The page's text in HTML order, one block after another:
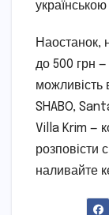
Наостанок,
до 500 грн
можливість
SHABO,
Villa Krim —
розповісти
наливайте